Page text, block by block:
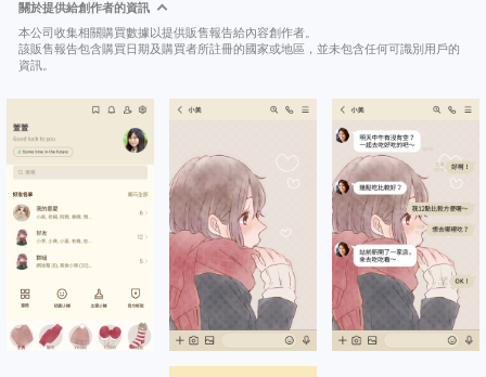
關於提供給創作者的資訊
本公司收集相關購買數據以提供販售報告給內容創作者。
該販售報告包含購買日期及購買者所註冊的國家或地區，並未包含任何可識別用戶的
資訊。